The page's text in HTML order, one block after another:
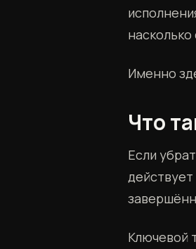
Именно
Что
Если
Ключевой